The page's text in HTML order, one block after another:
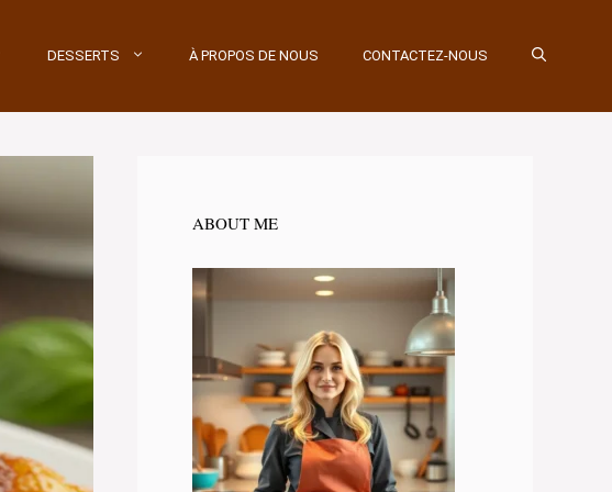
DESSERTS À PROPOS DE NOUS CONTACTEZ-NOUS
ABOUT ME